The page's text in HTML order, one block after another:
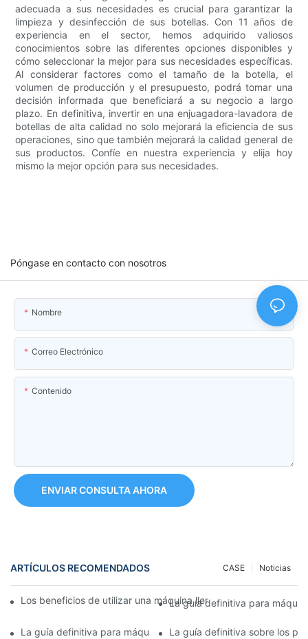
adecuada a sus necesidades es crucial para garantizar la
limpieza y desinfección de sus botellas. Con 11 años de
experiencia en el sector, hemos adquirido valiosos
conocimientos sobre las diferentes opciones disponibles y
cómo seleccionar la mejor para sus necesidades específicas.
Al considerar factores como el tamaño de la botella, el
volumen de producción y el presupuesto, podrá tomar una
decisión informada que beneficiará a su negocio a largo
plazo. En definitiva, invertir en una enjuagadora-lavadora de
botellas de alta calidad no solo mejorará la eficiencia de sus
operaciones, sino que también mejorará la calidad general de
sus productos. Confíe en nuestra experiencia y elija hoy
mismo la mejor opción para sus necesidades.
Póngase en contacto con nosotros
Nombre
Correo Electrónico
Contenido
ENVIAR CONSULTA AHORA
ARTÍCULOS RECOMENDADOS Noticias
CASE
Los beneficios de utilizar una máquina llenadora de tubos
La guía definitiva para
La guía definitiva para máquinas selladoras de tubos
La guía definitiva sobre los